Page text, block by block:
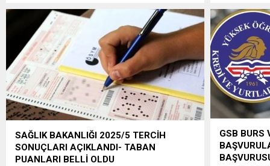
edilecek 500 bin sosyal konut, dar gelirli
vatandaşlar için yüzde 10 peşinat ve 240 aya
kadar vade seçeneği ile satışa...
SAĞLIK BAKANLIĞI 2025/5 TERCİH
SONUÇLARI AÇIKLANDI- TABAN
PUANLARI BELLİ OLDU
GSB BURS